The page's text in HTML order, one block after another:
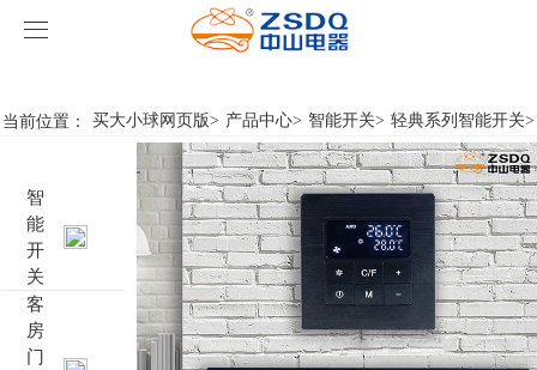
买大小球网页版
智能开关
名典系列智能开关
雅典系列智能开关
客房门显系列
标准86门显
客控系统
买大小球网页版
买大小球网页版
行业新闻
成功案例
当前位置： 买大小球网页版> 产品中心> 智能开关> 轻典系列智能开关>
智
能
开
关
客
房
门